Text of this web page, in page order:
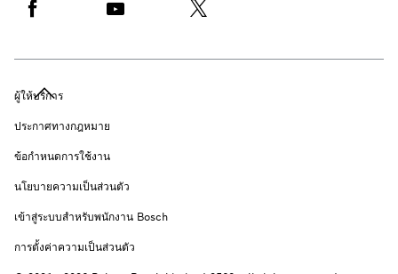
ผู้ให้บริการ
ประกาศทางกฎหมาย
ข้อกำหนดการใช้งาน
นโยบายความเป็นส่วนตัว
เข้าสู่ระบบสำหรับพนักงาน Bosch
การตั้งค่าความเป็นส่วนตัว